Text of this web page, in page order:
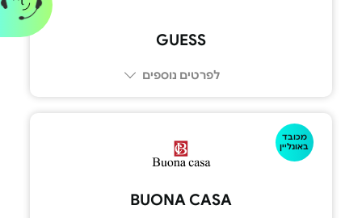
GUESS
לפרטים נוספים
מכובד
באונליין
BUONA CASA‏